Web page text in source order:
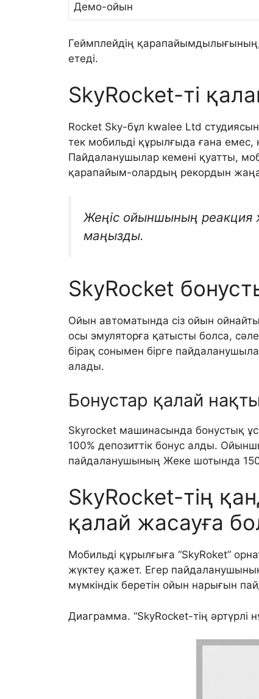
Демо-ойын
Геймплейдің
етеді.
SkyRocket-ті
Rocket Sky-бұл kwalee Ltd
тек мобильді құрылғыда ғана
Пайдаланушылар кемені қуатты,
қарапайым-олардың рекордын
Жеңіс ойыншының
маңызды.
SkyRocket
Ойын автоматында сіз ойын
осы эмуляторға қатысты болса,
бірақ сонымен бірге
алады.
Бонустар қалай
Skyrocket машинасында бонустық
100% депозиттік бонус алды.
пайдаланушының Жеке шотында
SkyRocket-тің
қалай жасауға
Мобильді құрылғыға “SkyRoket”
жүктеу қажет. Егер
мүмкіндік беретін ойын нарығын
Диаграмма. “SkyRocket-тің